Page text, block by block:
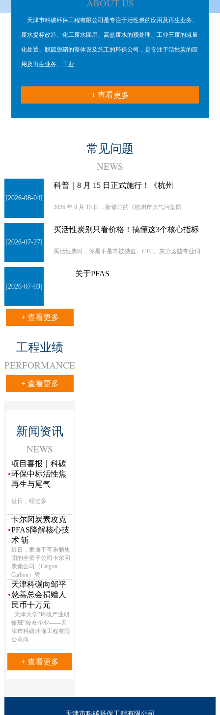
ABOUT US
天津市科碳环保工程有限公司是专注于活性炭的应用及再生业务、
废水提标改造、化工废水回用、高盐废水的预处理、工业三废的减量
化处置、脱硫脱硝的整体设及施工的环保公司，是专注于活性炭的应
用及再生业务、工业
+ 查看更多
常见问题
NEWS
[2026-08-04]
科普｜8 月 15 日正式施行！《杭州
2026 年 8 月 15 日，新修订的《杭州市大气污染防
[2026-07-27]
买活性炭别只看价格！搞懂这3个核心指标
买活性炭时，你是不是常被碘值、CTC、灰分这些专业词
[2026-07-03]
关于PFAS
+ 查看更多
工程业绩
PERFORMANCE
+ 查看更多
新闻资讯
NEWS
·
项目喜报｜科碳
环保中标活性焦
再生与尾气
近日，经过多
·
卡尔冈炭素攻克
PFAS降解核心技
术 斩
近日，隶属于可乐丽集
团的全资子公司卡尔冈
炭素公司（Calgon
Carbon）凭
·
天津科碳向邹平
慈善总会捐赠人
民币十万元
天津大学“环境产业研
修班”校友企业——天
津市科碳环保工程有限
公司向
+ 查看更多